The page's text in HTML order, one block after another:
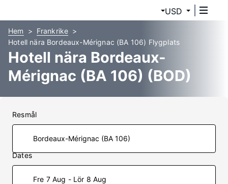
USD
Hem
Frankrike
Hotell nära Bordeaux-Mérignac (BA 106) Flygplats
Hotell nära Bordeaux-
Mérignac (BA 106) (BOD)
Resmål
Dates
Fre 7 Aug - Lör 8 Aug